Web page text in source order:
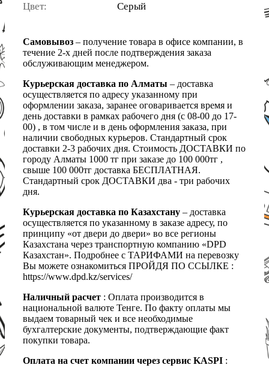
Цвет:
Серый
Самовывоз – получение товара в офисе компании, в
течение 2-х дней после подтверждения заказа
обслуживающим менеджером.
Курьерская доставка по Алматы – доставка
осуществляется по адресу указанному при
оформлении заказа, заранее оговаривается время и
день доставки в рамках рабочего дня (с 08-00 до 17-
00) , в том числе и в день оформления заказа, при
наличии свободных курьеров. Стандартный срок
доставки 2-3 рабочих дня. Стоимость ДОСТАВКИ по
городу Алматы 1000 тг при заказе до 100 000тг ,
свыше 100 000тг доставка БЕСПЛАТНАЯ.
Стандартный срок ДОСТАВКИ два - три рабочих
дня.
Курьерская доставка по Казахстану – доставка
осуществляется по указанному в заказе адресу, по
принципу «от двери до двери» во все регионы
Казахстана через транспортную компанию «DPD
Казахстан». Подробнее с ТАРИФАМИ на перевозку
Вы можете ознакомиться ПРОЙДЯ ПО ССЫЛКЕ :
https://www.dpd.kz/services/
Наличный расчет : Оплата производится в
национальной валюте Тенге. По факту оплаты мы
выдаем товарный чек и все необходимые
бухгалтерские документы, подтверждающие факт
покупки товара.
Оплата на счет компании через сервис KASPI :